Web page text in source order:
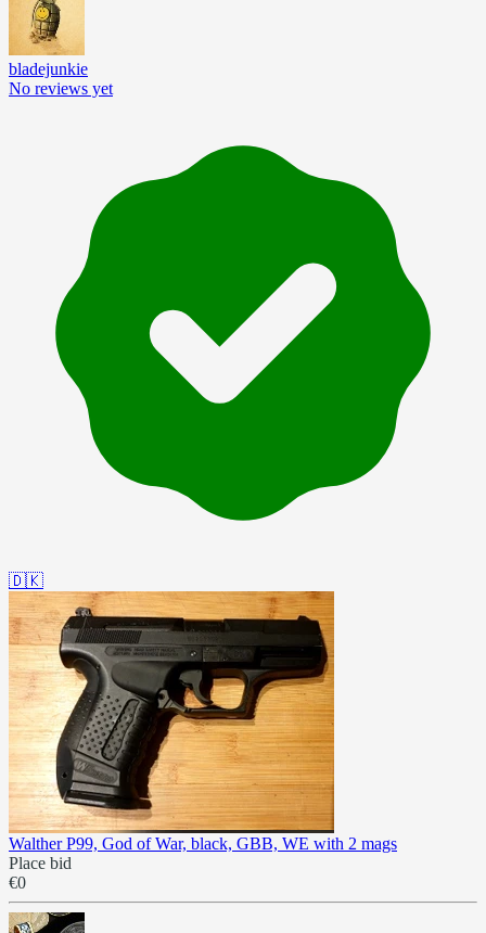
bladejunkie
No reviews yet
🇩🇰
Walther P99, God of War, black, GBB, WE with 2 mags
Place bid
€0